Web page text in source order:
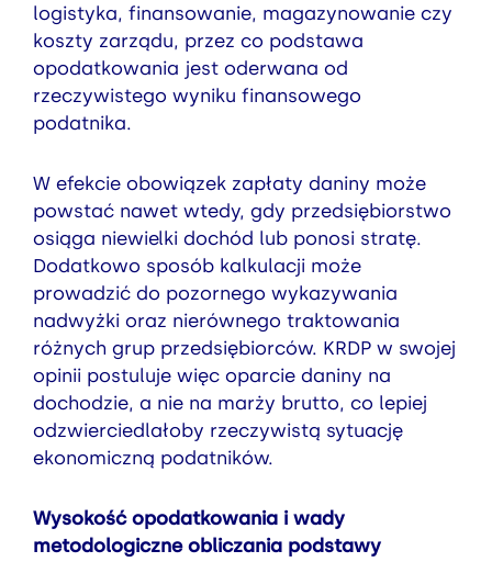
logistyka, finansowanie, magazynowanie czy
koszty zarządu, przez co podstawa
opodatkowania jest oderwana od
rzeczywistego wyniku finansowego
podatnika.
W efekcie obowiązek zapłaty daniny może
powstać nawet wtedy, gdy przedsiębiorstwo
osiąga niewielki dochód lub ponosi stratę.
Dodatkowo sposób kalkulacji może
prowadzić do pozornego wykazywania
nadwyżki oraz nierównego traktowania
różnych grup przedsiębiorców. KRDP w swojej
opinii postuluje więc oparcie daniny na
dochodzie, a nie na marży brutto, co lepiej
odzwierciedlałoby rzeczywistą sytuację
ekonomiczną podatników.
Wysokość opodatkowania i wady
metodologiczne obliczania podstawy